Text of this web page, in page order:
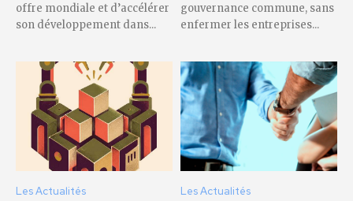
offre mondiale et d’accélérer
son développement dans...
gouvernance commune, sans
enfermer les entreprises...
Les Actualités Les Actualités